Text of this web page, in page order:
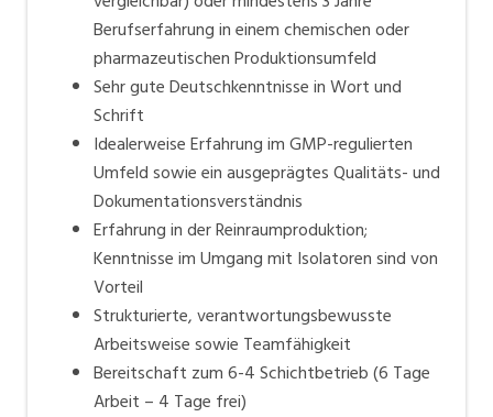
Berufserfahrung in einem chemischen oder
pharmazeutischen Produktionsumfeld
Sehr gute Deutschkenntnisse in Wort und
Schrift
Idealerweise Erfahrung im GMP-regulierten
Umfeld sowie ein ausgeprägtes Qualitäts- und
Dokumentationsverständnis
Erfahrung in der Reinraumproduktion;
Kenntnisse im Umgang mit Isolatoren sind von
Vorteil
Strukturierte, verantwortungsbewusste
Arbeitsweise sowie Teamfähigkeit
Bereitschaft zum 6-4 Schichtbetrieb (6 Tage
Arbeit – 4 Tage frei)